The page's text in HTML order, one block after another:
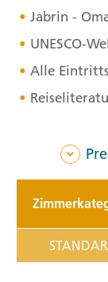
Jabrin -
UNESCO-
Alle